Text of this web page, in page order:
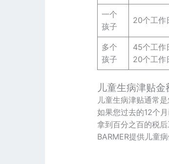
一个
孩子
20个工作
多个
孩子
45个工作
20个工作
儿童生病津贴金
儿童生病津贴通常
如果您过去的12个
拿到百分之百的税后
BARMER提供儿童